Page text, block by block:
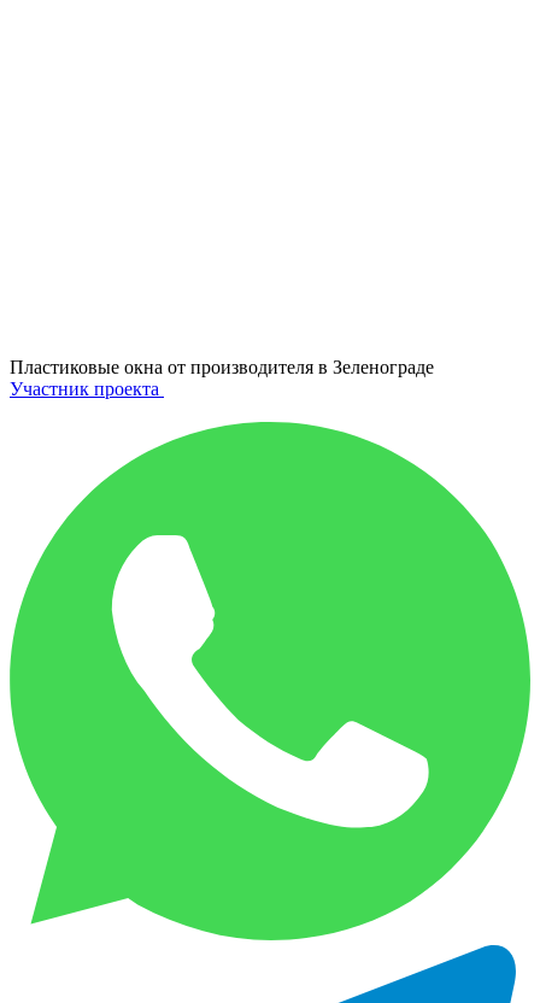
Пластиковые окна от производителя в Зеленограде
Участник проекта